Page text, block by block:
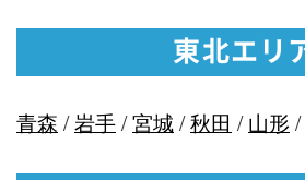
東北エリ
青森 /岩手/宮城/秋田 /山形 /